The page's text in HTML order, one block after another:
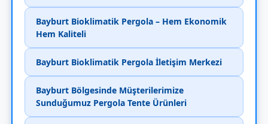
Bayburt Bioklimatik Pergola – Hem Ekonomik
Hem Kaliteli
Bayburt Bioklimatik Pergola İletişim Merkezi
Bayburt Bölgesinde Müşterilerimize
Sunduğumuz Pergola Tente Ürünleri